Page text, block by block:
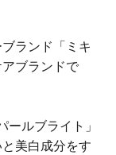
ランド「ミキ
ブランドで
ルブライト」
美白成分をす